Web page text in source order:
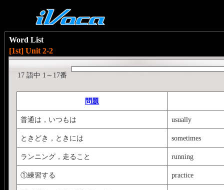
Word List
[1st] Unit 2-2
17 語中 1～17番
問題
普通は，いつもは usually
ときどき，ときには sometimes
ランニング，走ること running
①練習する practice